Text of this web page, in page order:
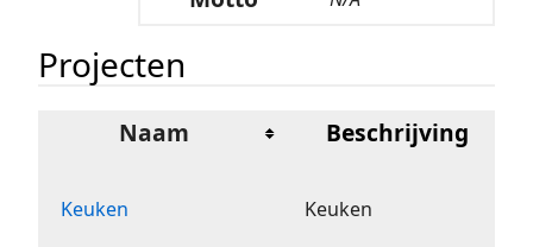
Projecten
Naam Beschrijving
Keuken Keuken